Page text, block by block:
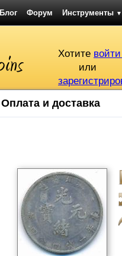
Блог Форум Инструменты ▼
Хотите
или
Оплата и доставка